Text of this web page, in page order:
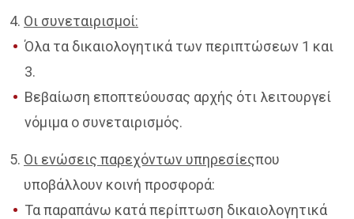
Οι συνεταιρισμοί:
Όλα τα δικαιολογητικά των περιπτώσεων 1 και
3.
Βεβαίωση εποπτεύουσας αρχής ότι λειτουργεί
νόμιμα ο συνεταιρισμός.
Οι ενώσεις παρεχόντων υπηρεσίεςπου
υποβάλλουν κοινή προσφορά:
Τα παραπάνω κατά περίπτωση δικαιολογητικά